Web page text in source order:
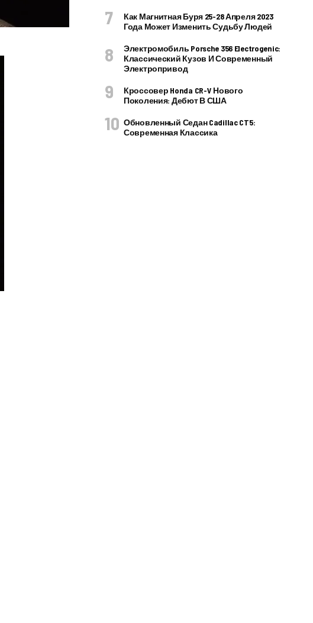
Как Магнитная Буря 25-28 Апреля 2023
Года Может Изменить Судьбу Людей
Электромобиль Porsche 356 Electrogenic:
Классический Кузов И Современный
Электропривод
Кроссовер Honda CR-V Нового
Поколения: Дебют В США
Обновленный Седан Cadillac CT5:
Современная Классика